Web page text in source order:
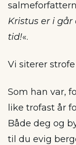
Kristus er i
tid!«.
Vi siterer strofe
Som han var,
like trofast år
Både deg og
til du evig